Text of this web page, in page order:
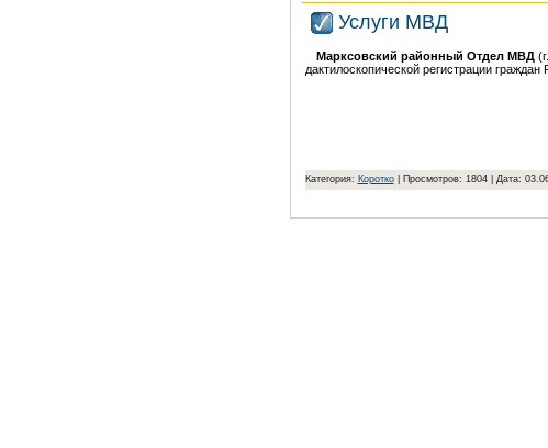
Услуги МВД
Марксовский районный Отдел МВД
дактилоскопической регистрации граждан
Категория: Коротко| Просмотров: 1804 | Дата: